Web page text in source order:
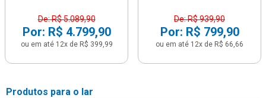
De: R$ 5.089,90
Por: R$ 4.799,90
ou em até 12x de R$ 399,99
De: R$ 939,90
Por: R$ 799,90
ou em até 12x de R$ 66,66
Produtos para o lar